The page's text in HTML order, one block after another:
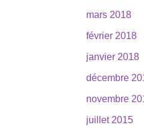
mars 2018
février 2018
janvier 2018
décembre
novembre
juillet 2015